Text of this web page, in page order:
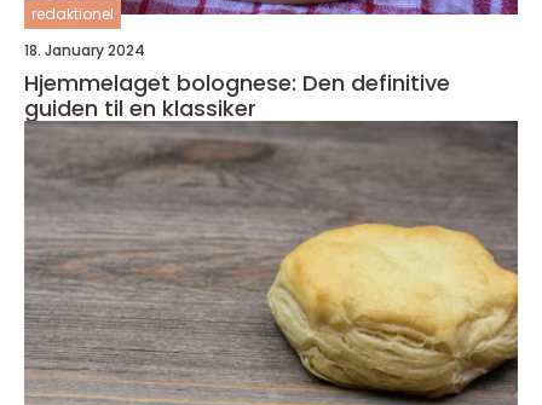
redaktionel
18. January 2024
Hjemmelaget bolognese: Den definitive
guiden til en klassiker